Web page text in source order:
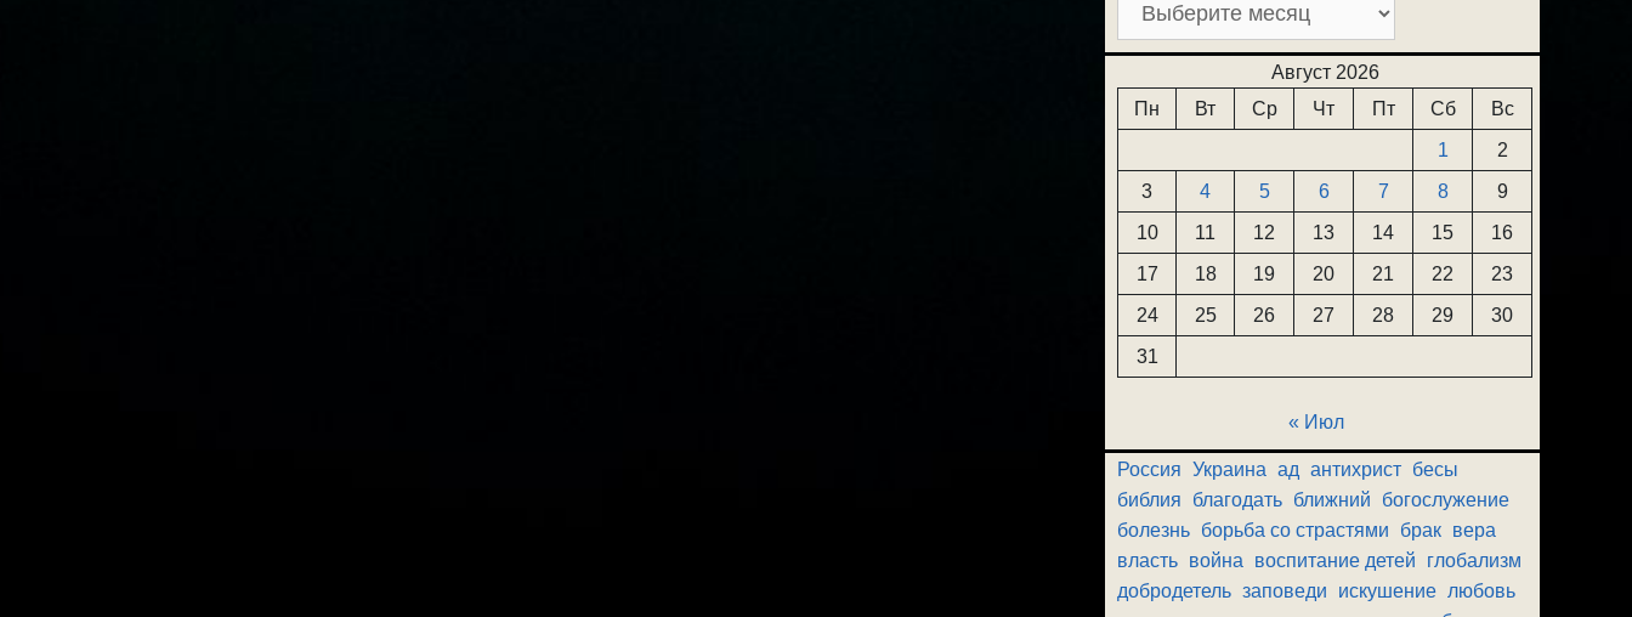
Август 2026
Пн
Вт Ср Чт Пт Сб
Вс
1
2
3
4 5 6 7 8
9
10
11 12 13 14 15
16
17
18 19 20 21 22
23
24
25 26 27 28 29
30
31
« Июл
Россия Украина ад антихрист бесы
библия
благодать ближний
богослужение
болезнь борьба со страстями брак вера
власть война воспитание детей
глобализм
добродетель заповеди искушение любовь